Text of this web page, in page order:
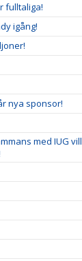
fulltaliga!
igång!
nya sponsor!
med IUG vill